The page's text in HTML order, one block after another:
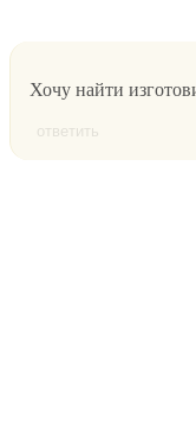
Хочу найти
ответить